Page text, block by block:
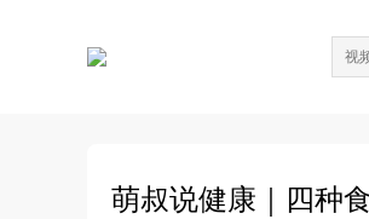
萌叔说健康｜四种